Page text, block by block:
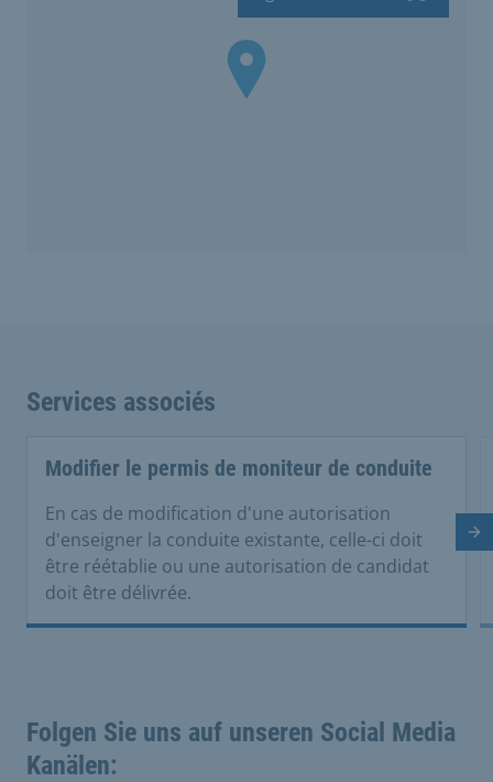
Services associés
Modifier le permis de moniteur de conduite
En cas de modification d'une autorisation
d'enseigner la conduite existante, celle-ci doit
être réétablie ou une autorisation de candidat
doit être délivrée.
Folgen Sie uns auf unseren Social Media
Kanälen: